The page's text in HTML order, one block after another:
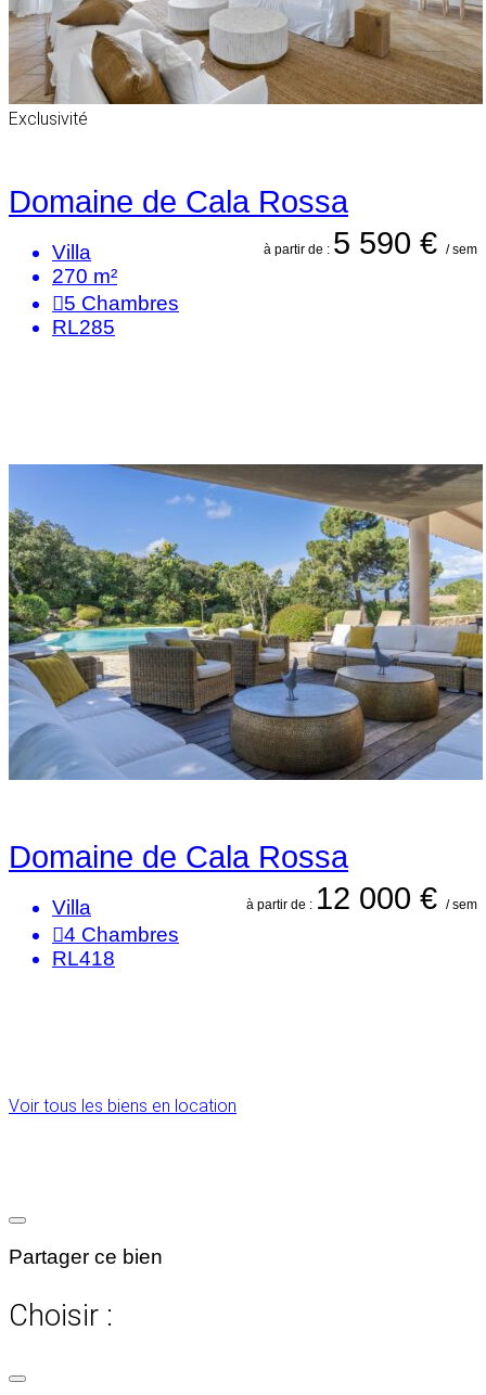
Exclusivité
Domaine de Cala Rossa
à partir de : 5 590 € / sem
Villa
270 m²
5 Chambres
RL285
Domaine de Cala Rossa
à partir de : 12 000 € / sem
Villa
4 Chambres
RL418
Voir tous les biens en location
Partager ce bien
Choisir :